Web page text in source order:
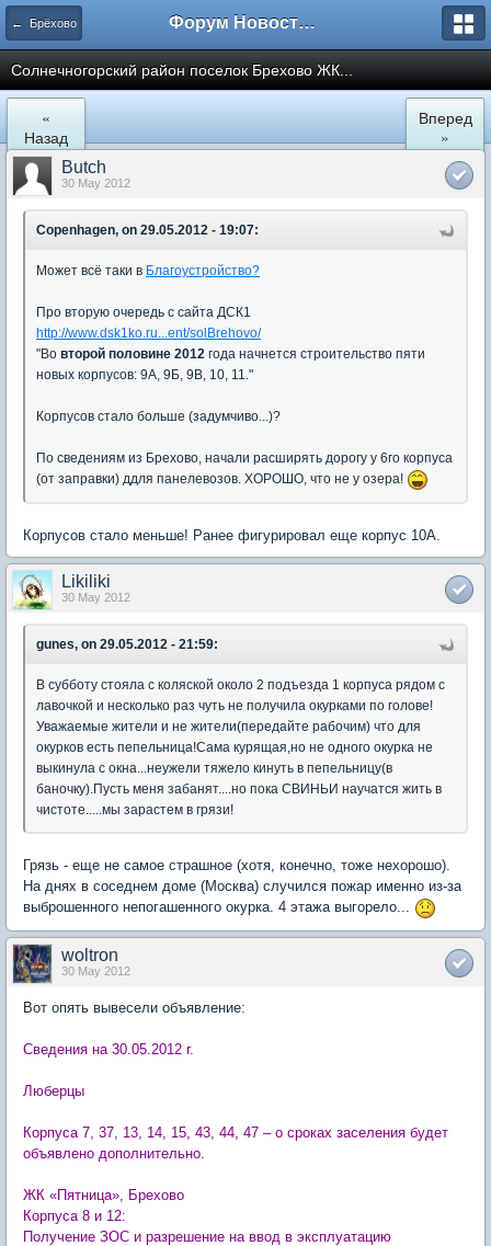
← Брёхово Форум Новостройки
Cолнечногорский район поселок Брехово ЖК...
«
Назад
Вперед
»
Butch
30 May 2012
Copenhagen, on 29.05.2012 - 19:07:
Может всё таки в Благоустройство?
Про вторую очередь с сайта ДСК1
http://www.dsk1ko.ru...ent/solBrehovo/
"Во второй половине 2012 года начнется строительство пяти
новых корпусов: 9А, 9Б, 9В, 10, 11."
Корпусов стало больше (задумчиво...)?
По сведениям из Брехово, начали расширять дорогу у 6го корпуса
(от заправки) ддля панелевозов. ХОРОШО, что не у озера!
Корпусов стало меньше! Ранее фигурировал еще корпус 10А.
Likiliki
30 May 2012
gunes, on 29.05.2012 - 21:59:
В субботу стояла с коляской около 2 подъезда 1 корпуса рядом с
лавочкой и несколько раз чуть не получила окурками по голове!
Уважаемые жители и не жители(передайте рабочим) что для
окурков есть пепельница!Сама курящая,но не одного окурка не
выкинула с окна...неужели тяжело кинуть в пепельницу(в
баночку).Пусть меня забанят....но пока СВИНЬИ научатся жить в
чистоте.....мы зарастем в грязи!
Грязь - еще не самое страшное (хотя, конечно, тоже нехорошо).
На днях в соседнем доме (Москва) случился пожар именно из-за
выброшенного непогашенного окурка. 4 этажа выгорело...
woltron
30 May 2012
Вот опять вывесели объявление:
Сведения на 30.05.2012 г.
Люберцы
Корпуса 7, 37, 13, 14, 15, 43, 44, 47 – о сроках заселения будет
объявлено дополнительно.
ЖК «Пятница», Брехово
Корпуса 8 и 12:
Получение ЗОС и разрешение на ввод в эксплуатацию